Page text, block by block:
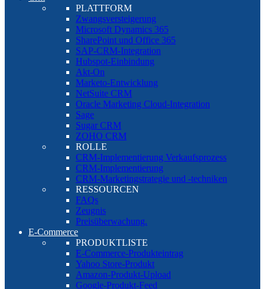
PLATTFORM
Zwangsversteigerung
Microsoft Dynamics 365
SharePoint und Office 365
SAP-CRM-Integration
Hubspot-Einbindung
Akt-On
Marketo-Entwicklung
NetSuite CRM
Oracle Marketing Cloud-Integration
Sage
Sugar CRM
ZOHO CRM
ROLLE
CRM-Implementierung Verkaufsprozess
CRM-Implementierung
CRM-Marketingstrategie und -techniken
RESSOURCEN
FAQs
Zeugnis
Preisüberwachung.
E-Commerce
PRODUKTLISTE
E-Commerce-Produkteintrag
Yahoo Store-Produkt
Amazon-Produkt-Upload
Google-Produkt-Feed